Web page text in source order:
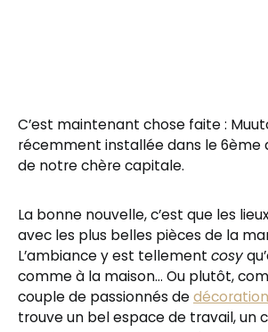
C’est maintenant chose faite :
récemment installée dans le 6ème
de notre chère capitale.
La bonne nouvelle, c’est que les
avec les plus belles pièces de la
L’ambiance y est tellement cosy
comme à la maison… Ou plutôt,
couple de passionnés de
trouve un bel espace de travail, un